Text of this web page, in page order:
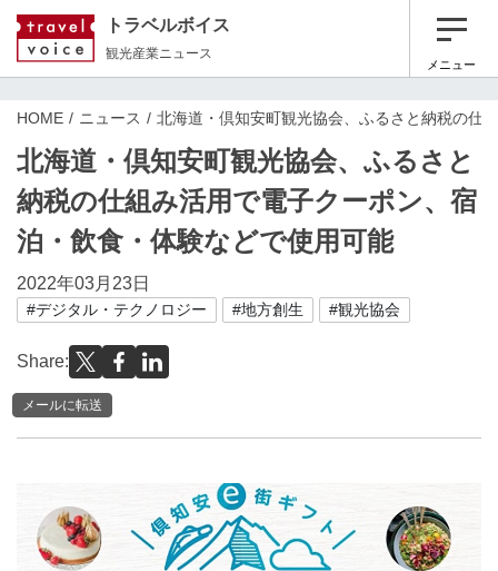
トラベルボイス
観光産業ニュース
メニュー
HOME ニュース 北海道・倶知安町観光協会、ふるさと納税の仕
北海道・倶知安町観光協会、ふるさと
納税の仕組み活用で電子クーポン、宿
泊・飲食・体験などで使用可能
2022年03月23日
#デジタル・テクノロジー #地方創生 #観光協会
Share:
メールに転送